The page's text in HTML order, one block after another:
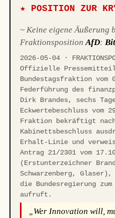
★ POSITION ZUR
~ Keine eigene Äußerung
FraktionspositionAfD:
2026-05-04 ·
Offizielle
Bundestagsfraktion vom
Federführung des
Dirk Brandes, sechs
Eckwertebeschluss vom
Fraktion bekräftigt nach
Kabinettsbeschluss
Erhalt-Linie und
Antrag 21/2301 vom
(Erstunterzeichner
Schwarzenberg,
die Bundesregierung
aufruft.
„Wer Innovation will,